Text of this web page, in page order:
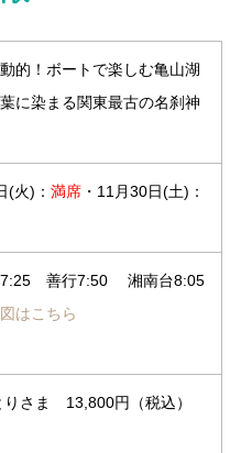
的！ボートで楽しむ亀山湖
に染まる関東最古の名刹神
(火)： 満席 ・11月30日(土)：
善行7:50 湘南台8:05
はこちら
りさま 13,800円（税込）